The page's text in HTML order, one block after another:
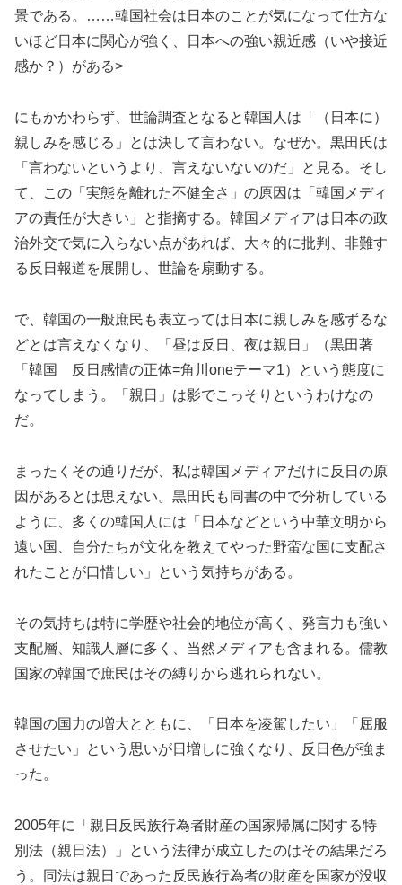
景である。……韓国社会は日本のことが気になって仕方な
いほど日本に関心が強く、日本への強い親近感（いや接近
感か？）がある>
にもかかわらず、世論調査となると韓国人は「（日本に）
親しみを感じる」とは決して言わない。なぜか。黒田氏は
「言わないというより、言えないないのだ」と見る。そし
て、この「実態を離れた不健全さ」の原因は「韓国メディ
アの責任が大きい」と指摘する。韓国メディアは日本の政
治外交で気に入らない点があれば、大々的に批判、非難す
る反日報道を展開し、世論を扇動する。
で、韓国の一般庶民も表立っては日本に親しみを感ずるな
どとは言えなくなり、「昼は反日、夜は親日」（黒田著
「韓国 反日感情の正体=角川oneテーマ1）という態度に
なってしまう。「親日」は影でこっそりというわけなの
だ。
まったくその通りだが、私は韓国メディアだけに反日の原
因があるとは思えない。黒田氏も同書の中で分析している
ように、多くの韓国人には「日本などという中華文明から
遠い国、自分たちが文化を教えてやった野蛮な国に支配さ
れたことが口惜しい」という気持ちがある。
その気持ちは特に学歴や社会的地位が高く、発言力も強い
支配層、知識人層に多く、当然メディアも含まれる。儒教
国家の韓国で庶民はその縛りから逃れられない。
韓国の国力の増大とともに、「日本を凌駕したい」「屈服
させたい」という思いが日増しに強くなり、反日色が強ま
った。
2005年に「親日反民族行為者財産の国家帰属に関する特
別法（親日法）」という法律が成立したのはその結果だろ
う。同法は親日であった反民族行為者の財産を国家が没収